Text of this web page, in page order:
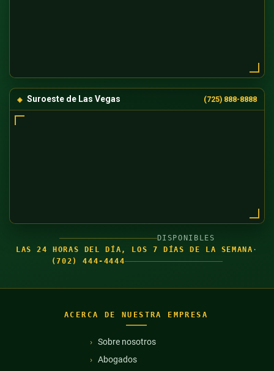
Suroeste de Las Vegas (725) 888-8888
DISPONIBLES
LAS 24 HORAS DEL DÍA, LOS 7 DÍAS DE LA SEMANA ·
(702) 444-4444
ACERCA DE NUESTRA EMPRESA
Sobre nosotros
Abogados